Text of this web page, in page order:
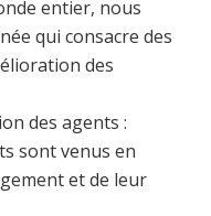
entier, nous
qui consacre des
des
des agents :
sont venus en
et de leur